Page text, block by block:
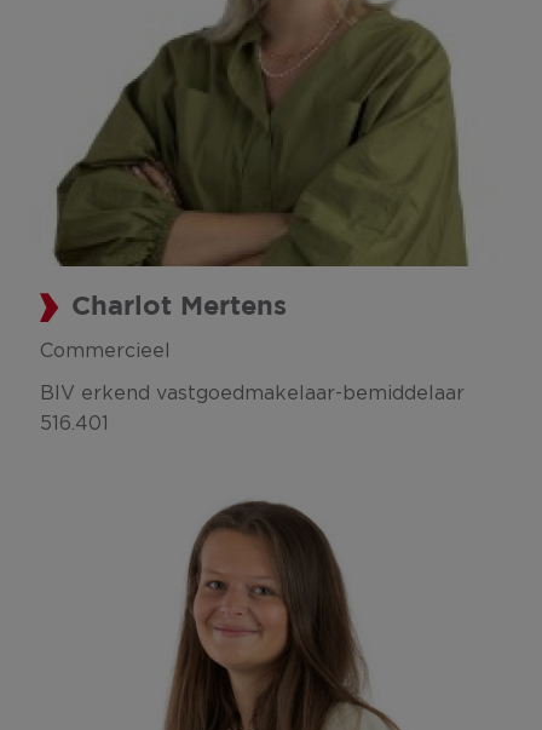
Charlot Mertens
Commercieel
BIV erkend vastgoedmakelaar-bemiddelaar
516.401